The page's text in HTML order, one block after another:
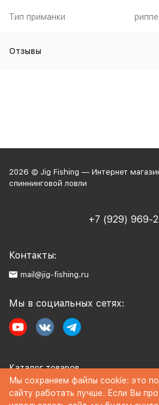
Тип приманки
Отзывы
2026 © Jig Fishing — Интернет
спиннинговой ловли
+7 (929) 969-
Контакты:
mail@jig-fishing.ru
Мы в социальных сетях:
Каталог товаров
Информация
Мы сохраняем файлы cookie: это
сайту работать лучше. Если Вы